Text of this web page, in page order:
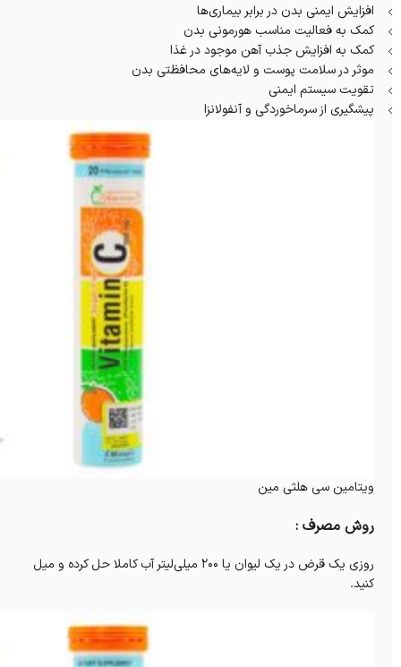
افزایش ایمنی بدن در برابر بیماری‌ها
کمک به فعالیت مناسب هورمونی بدن
کمک به افزایش جذب آهن موجود در غذا
موثر در سلامت پوست و لایه‌های محافظتی بدن
تقویت سیستم ایمنی
پیشگیری از سرماخوردگی و آنفولانزا
ویتامین سی هلثی مین
روش مصرف :
روزی یک قرض در یک لیوان یا 200 میلی‌لیتر آب کاملا حل کرده و میل
کنید.